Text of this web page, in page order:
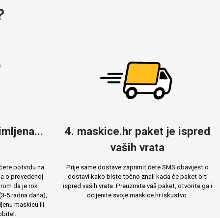
potvrdu na
o provedenoj
da je rok
5 radna dana),
maskicu ili
4. maskice.hr paket je ispred
vaših vrata
Prije same dostave zaprimit ćete SMS obavijest o
dostavi kako biste točno znali kada će paket biti
ispred vaših vrata. Preuzmite vaš paket, otvorite ga i
ocijenite svoje maskice.hr iskustvo.